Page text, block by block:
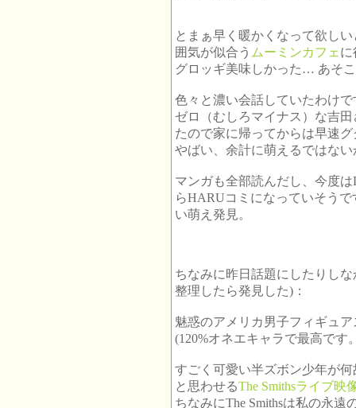
とまぁ早く暖かくなって欲し
囲気が似合う ムーミンカフェ に
グロッギ美味しかった… あそ
色々と濃い会話していたわけ
ゼロ（むしろマイナス）な吉
たので家に帰ってからは早速
やばい、余計に萌えるではな
マンガも全部読んだし、今度
らHARUコミになっていそう
い萌え発見。
ちなみに昨日話題にしたりし
整理したら発見した)：
魅惑のアメリカ男子フィギュ
(120%オネエキャラで最高で
すごく可愛い半ズボン少年が
と思わせるThe Smithsライブ映
ちなみにThe Smithsは私の永